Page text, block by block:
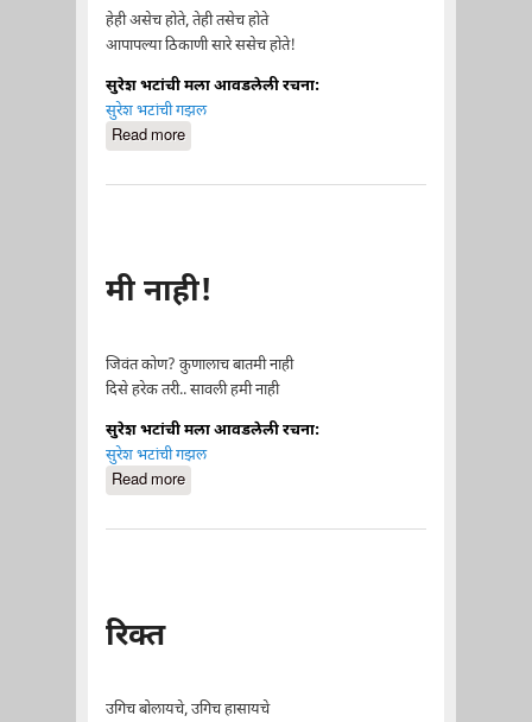
हेही असेच होते, तेही तसेच होते
आपापल्या ठिकाणी सारे ससेच होते!
सुरेश भटांची मला आवडलेली रचना:
सुरेश भटांची गझल
Read moreabout उशीर
मी नाही!
जिवंत कोण? कुणालाच बातमी नाही
दिसे हरेक तरी.. सावली हमी नाही
सुरेश भटांची मला आवडलेली रचना:
सुरेश भटांची गझल
Read moreabout मी नाही!
रिक्त
उगिच बोलायचे, उगिच हासायचे